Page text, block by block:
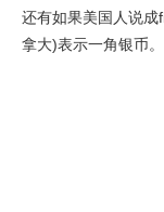
还有如果美国人说
拿大)表示一角银币。